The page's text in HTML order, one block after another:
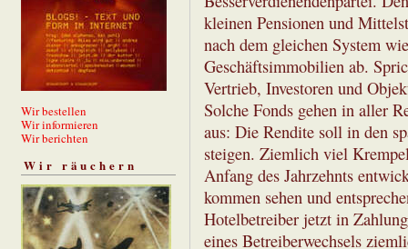
Wir bestellen
Wir informieren
Wir berichten
Wir räuchern
kleinen Pensionen und
nach dem gleichen System
Geschäftsimmobilien ab.
Vertrieb, Investoren und
Solche Fonds gehen in aller
aus: Die Rendite soll in den
steigen. Ziemlich viel
Anfang des Jahrzehnts
kommen sehen und
Hotelbetreiber jetzt in
eines Betreiberwechsels